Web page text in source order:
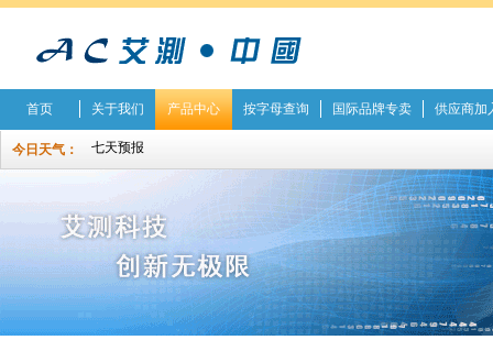
首页 关于我们 产品中心 按字母查询 国际品牌专卖 供应商加
今日天气：